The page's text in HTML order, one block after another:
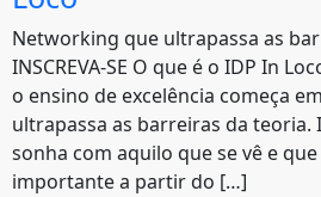
Networking que ultrapassa as
INSCREVA-SE O que é o IDP In
o ensino de excelência começa
ultrapassa as barreiras da teoria.
sonha com aquilo que se vê e
importante a partir do […]